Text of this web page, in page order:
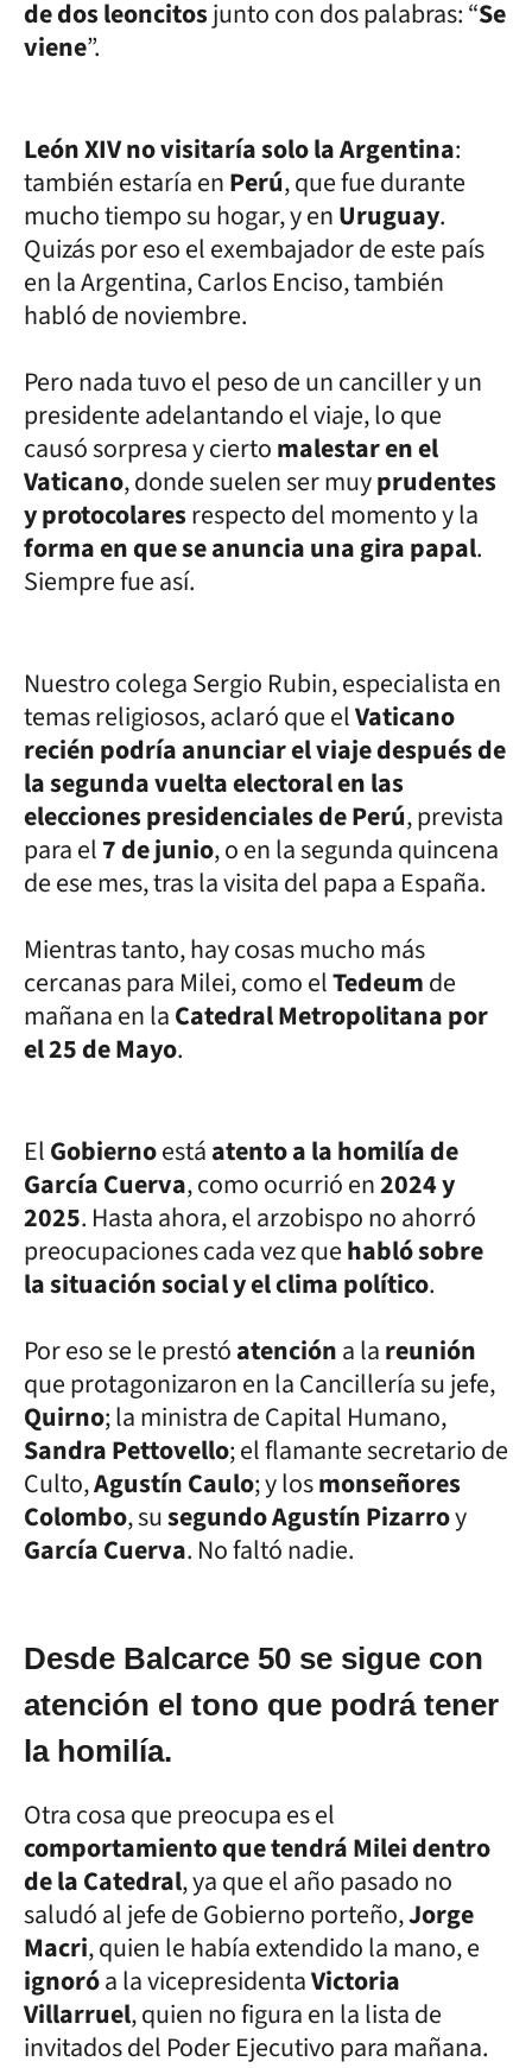
de dos leoncitosjunto con dos palabras: “Se
viene”.
León XIV no visitaría solo la Argentina:
también estaría enPerú, que fue durante
mucho tiempo su hogar, y enUruguay.
Quizás por eso el exembajador de este país
en la Argentina, Carlos Enciso, también
habló de noviembre.
Pero nada tuvo el peso de un canciller y un
presidente adelantando el viaje, lo que
causó sorpresa y ciertomalestar en el
Vaticano, donde suelen ser muyprudentes
y protocolaresrespecto del momento y la
forma en que se anuncia una gira papal.
Siempre fue así.
Nuestro colega Sergio Rubin, especialista en
temas religiosos, aclaró que elVaticano
recién podría anunciar el viaje después de
la segunda vuelta electoral en las
elecciones presidenciales de Perú, prevista
para el7 de junio, o en la segunda quincena
de ese mes, tras la visita del papa a España.
Mientras tanto, hay cosas mucho más
cercanas para Milei, como elTedeumde
mañana en laCatedral Metropolitana por
el 25 de Mayo.
ElGobiernoestáatento a la homilía de
García Cuerva, como ocurrió en2024 y
2025. Hasta ahora, el arzobispo no ahorró
preocupaciones cada vez quehabló sobre
la situación social y el clima político.
Por eso se le prestóatencióna lareunión
que protagonizaron en la Cancillería su jefe,
Quirno; la ministra de Capital Humano,
Sandra Pettovello; el flamante secretario de
Culto,Agustín Caulo; y losmonseñores
Colombo, susegundo Agustín Pizarroy
García Cuerva. No faltó nadie.
Desde Balcarce 50 se sigue con
atención el tono que podrá tener
la homilía.
Otra cosa que preocupa es el
comportamiento que tendrá Milei dentro
de la Catedral, ya que el año pasado no
saludó al jefe de Gobierno porteño,Jorge
Macri, quien le había extendido la mano, e
ignoróa la vicepresidentaVictoria
Villarruel, quien no figura en la lista de
invitados del Poder Ejecutivo para mañana.